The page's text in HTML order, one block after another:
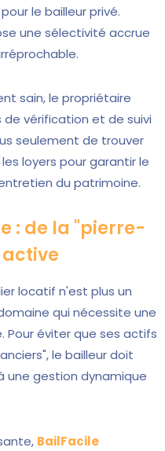
le bailleur privé.
une sélectivité accrue
sain, le propriétaire
vérification et de suivi
seulement de trouver
loyers pour garantir le
du patrimoine.
: de la "pierre-
locatif n'est plus un
qui nécessite une
éviter que ses actifs
le bailleur doit
une gestion dynamique
BailFacile